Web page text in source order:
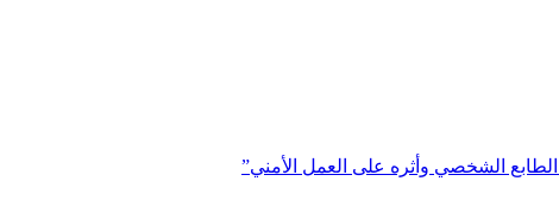
الشخصي وأثره على العمل الأمني”